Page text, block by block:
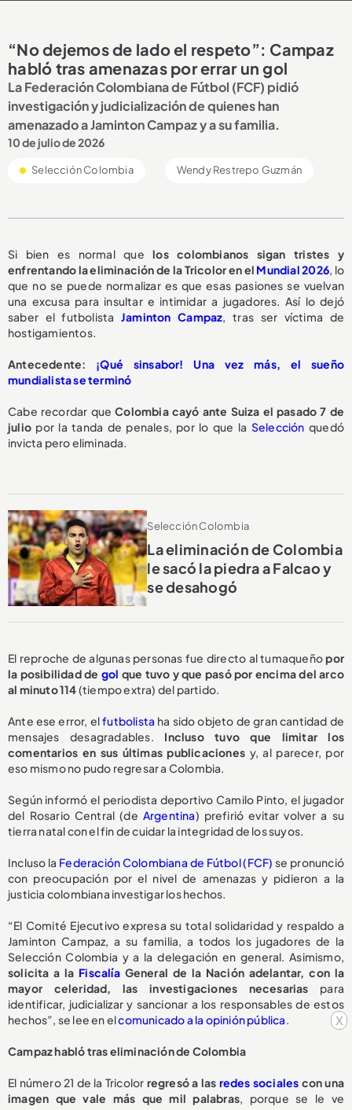
x
“No dejemos de lado el respeto”: Campaz
habló tras amenazas por errar un gol
La Federación Colombiana de Fútbol (FCF) pidió
investigación y judicialización de quienes han
amenazado a Jaminton Campaz y a su familia.
10 de julio de 2026
Selección Colombia Wendy Restrepo Guzmán
Si bien es normal que los colombianos sigan tristes y
enfrentando la eliminación de la Tricolor en el Mundial 2026, lo
que no se puede normalizar es que esas pasiones se vuelvan
una excusa para insultar e intimidar a jugadores. Así lo dejó
saber el futbolistaJaminton Campaz, tras ser víctima de
hostigamientos.
Antecedente: ¡Qué sinsabor! Una vez más, el sueño
mundialista se terminó
Cabe recordar que Colombia cayó ante Suiza el pasado 7 de
julio por la tanda de penales, por lo que la Selección quedó
invicta pero eliminada.
Selección Colombia
La eliminación de Colombia
le sacó la piedra a Falcao y
se desahogó
El reproche de algunas personas fue directo al tumaqueñopor
la posibilidad de gol que tuvo y que pasó por encima del arco
al minuto 114(tiempo extra) del partido.
Ante ese error, elfutbolista ha sido objeto de gran cantidad de
mensajes desagradables. Incluso tuvo que limitar los
comentarios en sus últimas publicaciones y, al parecer, por
eso mismo no pudo regresar a Colombia.
Según informó el periodista deportivo Camilo Pinto, el jugador
del Rosario Central (de Argentina) prefirió evitar volver a su
tierra natal con el fin de cuidar la integridad de los suyos.
Incluso la Federación Colombiana de Fútbol (FCF) se pronunció
con preocupación por el nivel de amenazas y pidieron a la
justicia colombiana investigar los hechos.
“El Comité Ejecutivo expresa su total solidaridad y respaldo a
Jaminton Campaz, a su familia, a todos los jugadores de la
Selección Colombia y a la delegación en general. Asimismo,
solicita a la FiscalíaGeneral de la Nación adelantar, con la
mayor celeridad, las investigaciones necesarias para
identificar, judicializar y sancionar a los responsables de estos
hechos”, se lee en elcomunicado a la opinión pública.
Campaz habló tras eliminación de Colombia
El número 21 de la Tricolor regresó a las redes sociales con una
imagen que vale más que mil palabras, porque se le ve